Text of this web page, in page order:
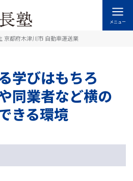
メニュー
京都府木津川市 自動車運送業
学びはもちろ
同業者など横の
きる環境